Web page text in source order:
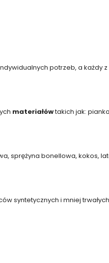
potrzeb, a każdy
materiałówtakich jak:
sprężyna bonellowa, kokos,
syntetycznych i mniej